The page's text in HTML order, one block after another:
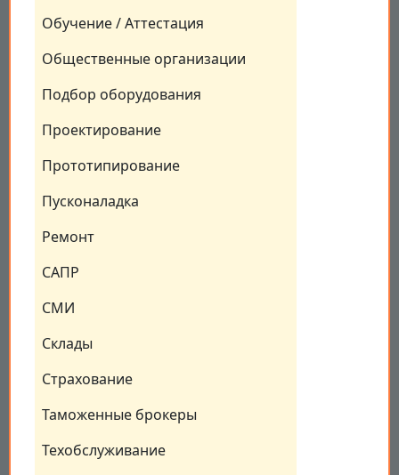
Обучение / Аттестация
Общественные организации
Подбор оборудования
Проектирование
Прототипирование
Пусконаладка
Ремонт
САПР
СМИ
Склады
Страхование
Таможенные брокеры
Техобслуживание